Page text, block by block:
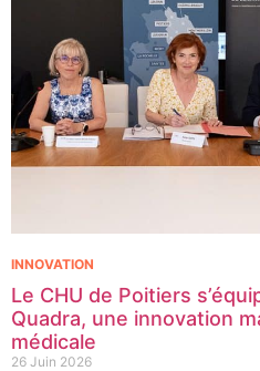
Le CHU de Poitiers
Quadra, une innovation
médicale
26 Juin 2026
INNOVATION